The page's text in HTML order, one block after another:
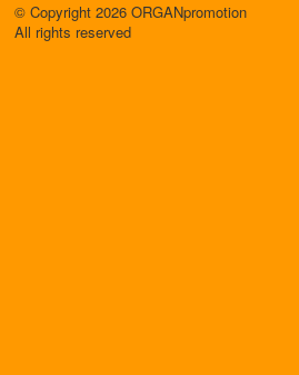
© Copyright 2026 ORGANpromotion
All rights reserved